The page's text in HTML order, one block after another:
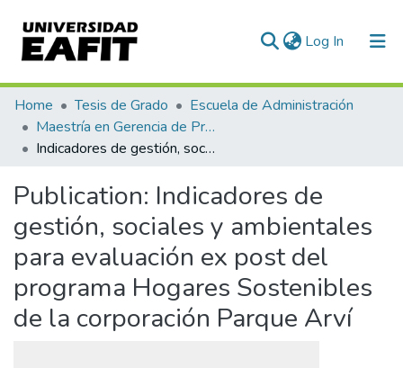
Log In (current)
Communities & Collections
All of DSpace
Home Tesis de Grado
Escuela de Administración
Maestría en Gerencia de Proyectos (Tesis)
Indicadores de gestión, sociales y ambientales para evaluación ex post del programa Hogares Sostenibles de la corporación Parque Arví
Publication: Indicadores de
gestión, sociales y ambientales
para evaluación ex post del
programa Hogares Sostenibles
de la corporación Parque Arví